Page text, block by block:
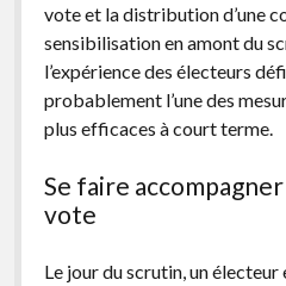
vote et la distribution d’une
sensibilisation en amont du
l’expérience des électeurs
probablement l’une des
plus efficaces à court terme.
Se faire
vote
Le jour du scrutin, un